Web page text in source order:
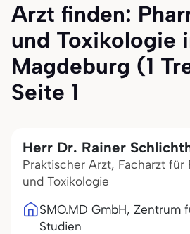
Arzt finden:
und Toxikologie
Magdeburg (1
Seite 1
Herr Dr. Rainer
Praktischer Arzt, Facharzt für
und Toxikologie
SMO.MD GmbH, Zentrum
Studien